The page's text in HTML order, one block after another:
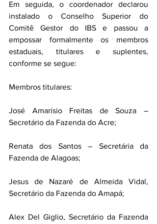
Em seguida, o coordenador declarou
instalado o Conselho Superior do
Comitê Gestor do IBS e passou a
empossar formalmente os membros
estaduais, titulares e suplentes,
conforme se segue:
Membros titulares:
José Amarísio Freitas de Souza –
Secretário da Fazenda do Acre;
Renata dos Santos – Secretária da
Fazenda de Alagoas;
Jesus de Nazaré de Almeida Vidal,
Secretário da Fazenda do Amapá;
Alex Del Giglio, Secretário da Fazenda